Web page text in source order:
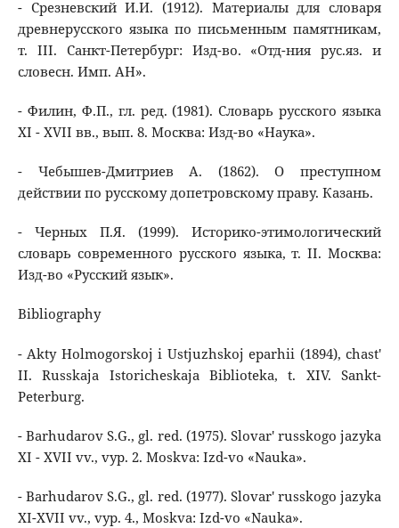
- Срезневский И.И. (1912). Материалы для словаря
древнерусского языка по письменным памятникам,
т. III. Санкт-Петербург: Изд-во. «Отд-ния рус.яз. и
словесн. Имп. АН».
- Филин, Ф.П., гл. ред. (1981). Словарь русского языка
XI - XVII вв., вып. 8. Москва: Изд-во «Наука».
- Чебышев-Дмитриев А. (1862). О преступном
действии по русскому допетровскому праву. Казань.
- Черных П.Я. (1999). Историко-этимологический
словарь современного русского языка, т. II. Москва:
Изд-во «Русский язык».
Bibliography
- Akty Holmogorskoj i Ustjuzhskoj eparhii (1894), chast'
II. Russkaja Istoricheskaja Biblioteka, t. XIV. Sankt-
Peterburg.
- Barhudarov S.G., gl. red. (1975). Slovar' russkogo jazyka
XI - XVII vv., vyp. 2. Moskva: Izd-vo «Nauka».
- Barhudarov S.G., gl. red. (1977). Slovar' russkogo jazyka
XI-XVII vv., vyp. 4., Moskva: Izd-vo «Nauka».